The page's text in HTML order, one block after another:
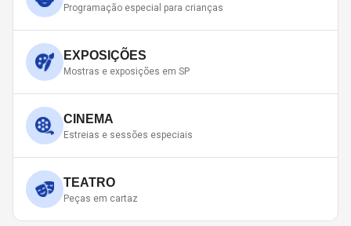
Programação especial para crianças
EXPOSIÇÕES
Mostras e exposições em SP
CINEMA
Estreias e sessões especiais
TEATRO
Peças em cartaz